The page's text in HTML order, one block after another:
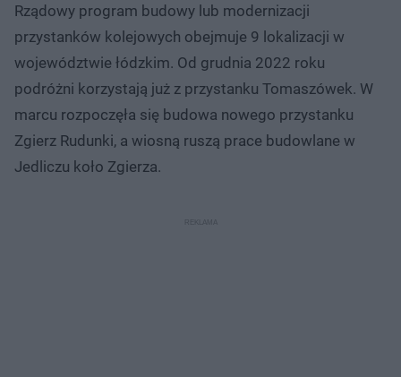
Rządowy program budowy lub modernizacji
przystanków kolejowych obejmuje 9 lokalizacji w
województwie łódzkim. Od grudnia 2022 roku
podróżni korzystają już z przystanku Tomaszówek. W
marcu rozpoczęła się budowa nowego przystanku
Zgierz Rudunki, a wiosną ruszą prace budowlane w
Jedliczu koło Zgierza.